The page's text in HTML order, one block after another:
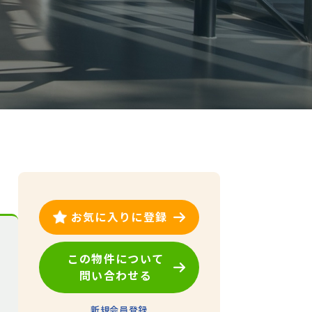
お気に入りに登録
この物件について
問い合わせる